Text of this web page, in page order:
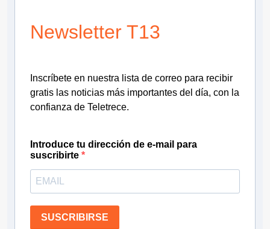
Newsletter T13
Inscríbete en nuestra lista de correo para recibir
gratis las noticias más importantes del día, con la
confianza de Teletrece.
Introduce tu dirección de e-mail para
suscribirte
SUSCRIBIRSE